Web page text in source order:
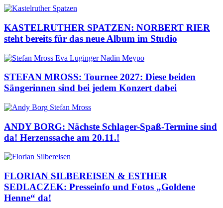
KASTELRUTHER SPATZEN: NORBERT RIER
steht bereits für das neue Album im Studio
STEFAN MROSS: Tournee 2027: Diese beiden
Sängerinnen sind bei jedem Konzert dabei
ANDY BORG: Nächste Schlager-Spaß-Termine sind
da! Herzenssache am 20.11.!
FLORIAN SILBEREISEN & ESTHER
SEDLACZEK: Presseinfo und Fotos „Goldene
Henne“ da!